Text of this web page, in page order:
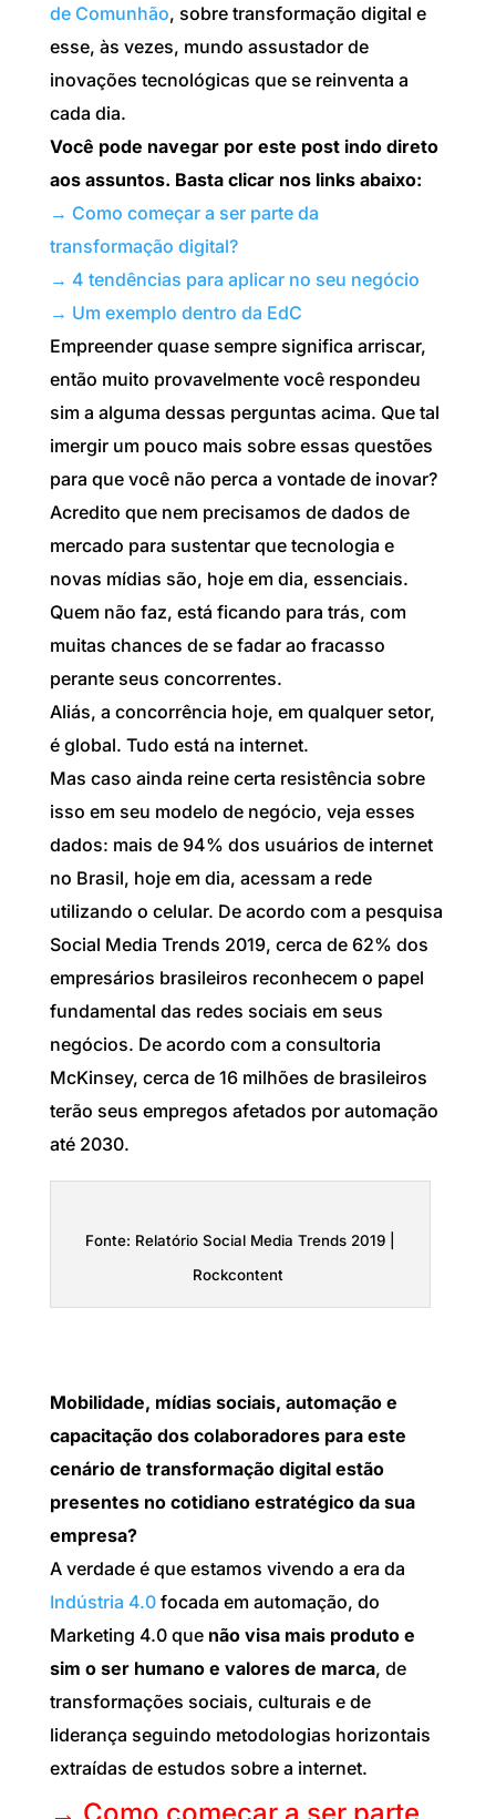
de Comunhão, sobre transformação digital e
esse, às vezes, mundo assustador de
inovações tecnológicas que se reinventa a
cada dia.
Você pode navegar por este post indo direto
aos assuntos. Basta clicar nos links abaixo:
→ Como começar a ser parte da
transformação digital?
→ 4 tendências para aplicar no seu negócio
→ Um exemplo dentro da EdC
Empreender quase sempre significa arriscar,
então muito provavelmente você respondeu
sim a alguma dessas perguntas acima. Que tal
imergir um pouco mais sobre essas questões
para que você não perca a vontade de inovar?
Acredito que nem precisamos de dados de
mercado para sustentar que tecnologia e
novas mídias são, hoje em dia, essenciais.
Quem não faz, está ficando para trás, com
muitas chances de se fadar ao fracasso
perante seus concorrentes.
Aliás, a concorrência hoje, em qualquer setor,
é global. Tudo está na internet.
Mas caso ainda reine certa resistência sobre
isso em seu modelo de negócio, veja esses
dados: mais de 94% dos usuários de internet
no Brasil, hoje em dia, acessam a rede
utilizando o celular. De acordo com a pesquisa
Social Media Trends 2019, cerca de 62% dos
empresários brasileiros reconhecem o papel
fundamental das redes sociais em seus
negócios. De acordo com a consultoria
McKinsey, cerca de 16 milhões de brasileiros
terão seus empregos afetados por automação
até 2030.
Fonte: Relatório Social Media Trends 2019 |
Rockcontent
Mobilidade, mídias sociais, automação e
capacitação dos colaboradores para este
cenário de transformação digital estão
presentes no cotidiano estratégico da sua
empresa?
A verdade é que estamos vivendo a era da
Indústria 4.0focada em automação, do
Marketing 4.0 que não visa mais produto e
sim o ser humano e valores de marca, de
transformações sociais, culturais e de
liderança seguindo metodologias horizontais
extraídas de estudos sobre a internet.